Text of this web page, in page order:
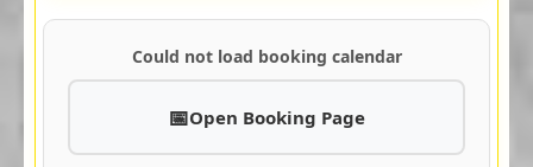
Could not load booking calendar
Open Booking Page